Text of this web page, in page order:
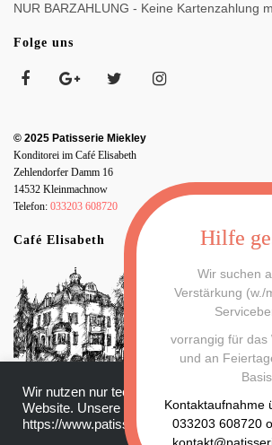
NUR BARZAHLUNG - Keine Kartenzahlung
Folge uns
© 2025 Patisserie Miekley
Konditorei im Café Elisabeth
Zehlendorfer Damm 16
14532 Kleinmachnow
Telefon: 033203 608720
Café Elisabeth
Datenschutz|Impressum
Wir nutzen nur technisch notwendige
Website. Unsere Datenschutzerklärung
https://www.patisserie-miekley.de/
Wir suchen
Verstärkung (w./
vorrangig für das
und an
Basis.
Kontaktaufnahme
033203 608720